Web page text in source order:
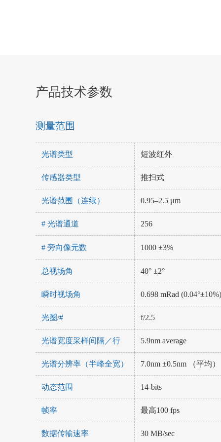
产品技术参数
测量范围
光谱类型 短波红外
传感器类型 推扫式
光谱范围（连续） 0.95–2.5 μm
# 光谱通道 256
# 旁向像元数 1000 ±3%
总视场角 40° ±2°
瞬时视场角 0.698 mRad (0.04°±10%)
光圈/# f/2.5
光谱宽度采样间隔／行 5.9nm average
光谱分辨率（半峰全宽） 7.0nm ±0.5nm （平均）
动态范围 14-bits
帧率 最高100 fps
数据传输速率 30 MB/sec